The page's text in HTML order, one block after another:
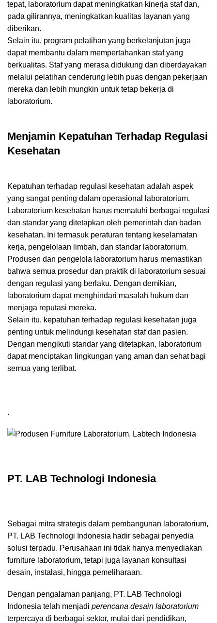
tepat, laboratorium dapat meningkatkan kinerja staf dan,
pada gilirannya, meningkatkan kualitas layanan yang
diberikan.
Selain itu, program pelatihan yang berkelanjutan juga
dapat membantu dalam mempertahankan staf yang
berkualitas. Staf yang merasa didukung dan diberdayakan
melalui pelatihan cenderung lebih puas dengan pekerjaan
mereka dan lebih mungkin untuk tetap bekerja di
laboratorium.
Menjamin Kepatuhan Terhadap Regulasi
Kesehatan
Kepatuhan terhadap regulasi kesehatan adalah aspek
yang sangat penting dalam operasional laboratorium.
Laboratorium kesehatan harus mematuhi berbagai regulasi
dan standar yang ditetapkan oleh pemerintah dan badan
kesehatan. Ini termasuk peraturan tentang keselamatan
kerja, pengelolaan limbah, dan standar laboratorium.
Produsen dan pengelola laboratorium harus memastikan
bahwa semua prosedur dan praktik di laboratorium sesuai
dengan regulasi yang berlaku. Dengan demikian,
laboratorium dapat menghindari masalah hukum dan
menjaga reputasi mereka.
Selain itu, kepatuhan terhadap regulasi kesehatan juga
penting untuk melindungi kesehatan staf dan pasien.
Dengan mengikuti standar yang ditetapkan, laboratorium
dapat menciptakan lingkungan yang aman dan sehat bagi
semua yang terlibat.
.
PT. LAB Technologi Indonesia
Sebagai mitra strategis dalam pembangunan laboratorium,
PT. LAB Technologi Indonesia hadir sebagai penyedia
solusi terpadu. Perusahaan ini tidak hanya menyediakan
furniture laboratorium, tetapi juga layanan konsultasi
desain, instalasi, hingga pemeliharaan.
Dengan pengalaman panjang, PT. LAB Technologi
Indonesia telah menjadi perencana desain laboratorium
terpercaya di berbagai sektor, mulai dari pendidikan,